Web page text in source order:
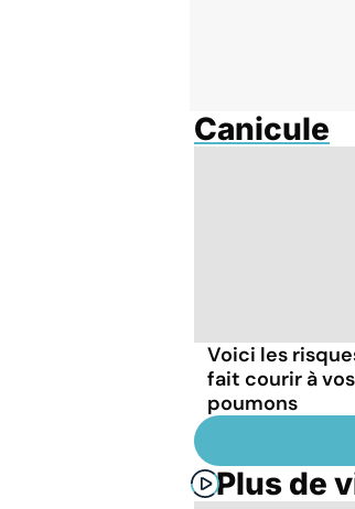
Canicule
Voici les
fait courir à
poumons
Plus de